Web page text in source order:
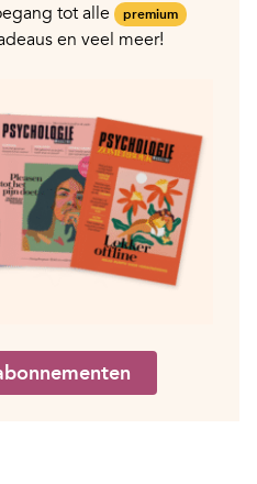
tot alle
premium
en veel meer!